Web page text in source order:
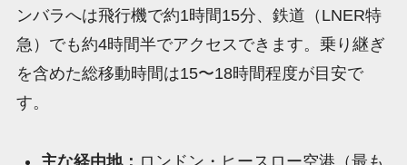
ンバラへは飛行機で約1時間15分、鉄道（LNER特
急）でも約4時間半でアクセスできます。乗り継ぎ
を含めた総移動時間は15〜18時間程度が目安で
す。
主な経由地： ロンドン・ヒースロー空港（最も